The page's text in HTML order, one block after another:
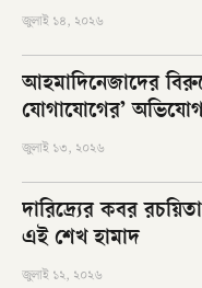
জুলাই ১৪, ২০২৬
আহমাদিনেজাদের
যোগাযোগের’
জুলাই ১৩, ২০২৬
দারিদ্র্যের কবর
এই শেখ হামাদ
জুলাই ১২, ২০২৬